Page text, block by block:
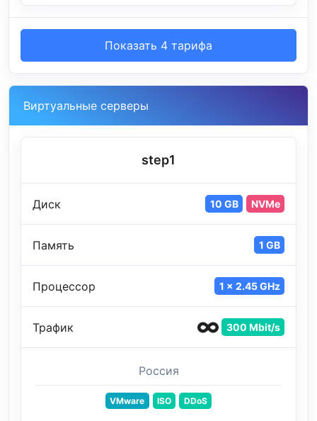
Показать 4 тарифа
Виртуальные серверы
step1
Диск 10 GB NVMe
Память 1 GB
Процессор 1 x 2.45 GHz
Трафик 300 Mbit/s
Россия
VMware ISO DDoS